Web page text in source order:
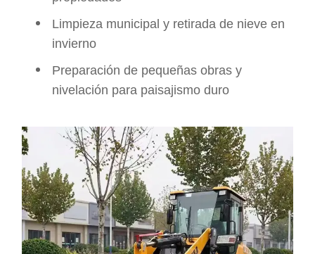
Limpieza municipal y retirada de nieve en
invierno
Preparación de pequeñas obras y
nivelación para paisajismo duro